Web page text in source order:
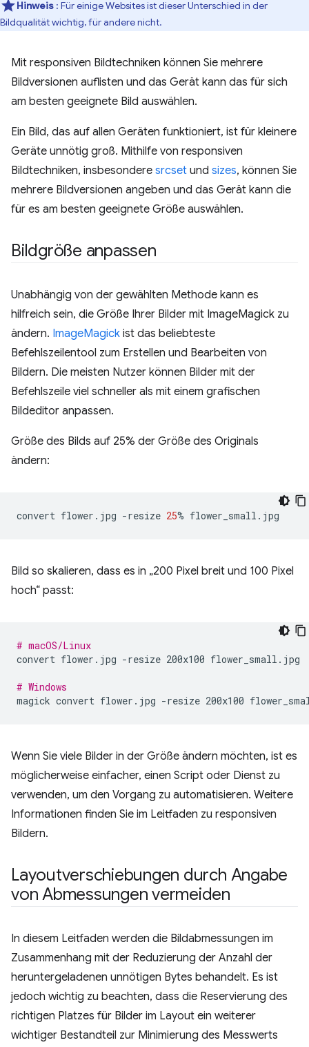
Hinweis : Für einige Websites ist dieser Unterschied in der
Bildqualität wichtig, für andere nicht.
Mit responsiven Bildtechniken können Sie mehrere
Bildversionen auflisten und das Gerät kann das für sich
am besten geeignete Bild auswählen.
Ein Bild, das auf allen Geräten funktioniert, ist für kleinere
Geräte unnötig groß. Mithilfe von responsiven
Bildtechniken, insbesondere srcset und sizes, können Sie
mehrere Bildversionen angeben und das Gerät kann die
für es am besten geeignete Größe auswählen.
Bildgröße anpassen
Unabhängig von der gewählten Methode kann es
hilfreich sein, die Größe Ihrer Bilder mit ImageMagick zu
ändern. ImageMagick ist das beliebteste
Befehlszeilentool zum Erstellen und Bearbeiten von
Bildern. Die meisten Nutzer können Bilder mit der
Befehlszeile viel schneller als mit einem grafischen
Bildeditor anpassen.
Größe des Bilds auf 25% der Größe des Originals
ändern:
convert flower.jpg -resize 25%
Bild so skalieren, dass es in „200 Pixel breit und 100 Pixel
hoch“ passt:
# macOS/Linux
convert flower.jpg -resize 200x100 flower_small.jpg
# Windows
magick convert flower.jpg -resize 200x100
Wenn Sie viele Bilder in der Größe ändern möchten, ist es
möglicherweise einfacher, einen Script oder Dienst zu
verwenden, um den Vorgang zu automatisieren. Weitere
Informationen finden Sie im Leitfaden zu responsiven
Bildern.
Layoutverschiebungen durch Angabe
von Abmessungen vermeiden
In diesem Leitfaden werden die Bildabmessungen im
Zusammenhang mit der Reduzierung der Anzahl der
heruntergeladenen unnötigen Bytes behandelt. Es ist
jedoch wichtig zu beachten, dass die Reservierung des
richtigen Platzes für Bilder im Layout ein weiterer
wichtiger Bestandteil zur Minimierung des Messwerts